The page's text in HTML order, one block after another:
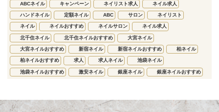
ABCネイル キャンペーン ネイリスト求人 ネイル求人
ハンドネイル 定額ネイル ABC サロン ネイリスト
ネイル ネイルおすすめ ネイルサロン ネイル求人
北千住ネイル 北千住ネイルおすすめ 大宮ネイル
大宮ネイルおすすめ 新宿ネイル 新宿ネイルおすすめ 柏ネイル
柏ネイルおすすめ 求人 求人ネイル 池袋ネイル
池袋ネイルおすすめ 激安ネイル 銀座ネイル 銀座ネイルおすすめ